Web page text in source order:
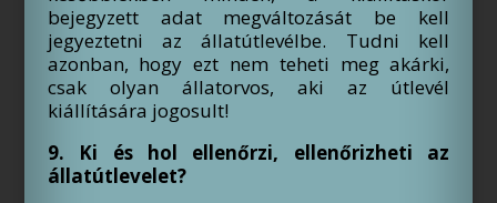
bejegyzett adat megváltozását be kell
jegyeztetni az állatútlevélbe. Tudni kell
azonban, hogy ezt nem teheti meg akárki,
csak olyan állatorvos, aki az útlevél
kiállítására jogosult!
9. Ki és hol ellenőrzi, ellenőrizheti az
állatútlevelet?